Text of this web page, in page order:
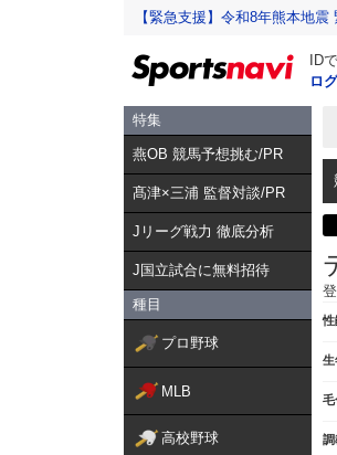
【緊急支援】令和8年熊本地
ID
ロ
特集
燕OB 競馬予想挑む/PR
髙津×三浦 監督対談/PR
Jリーグ戦力 徹底分析
J国立試合に無料招待
種目
プロ野球
MLB
高校野球
性
生
毛
調